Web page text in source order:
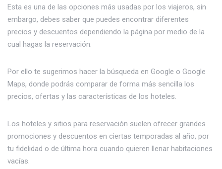
Esta es una de las opciones más usadas por los viajeros, sin
embargo, debes saber que puedes encontrar diferentes
precios y descuentos dependiendo la página por medio de la
cual hagas la reservación.
Por ello te sugerimos hacer la búsqueda en Google o Google
Maps, donde podrás comparar de forma más sencilla los
precios, ofertas y las características de los hoteles.
Los hoteles y sitios para reservación suelen ofrecer grandes
promociones y descuentos en ciertas temporadas al año, por
tu fidelidad o de última hora cuando quieren llenar habitaciones
vacías.